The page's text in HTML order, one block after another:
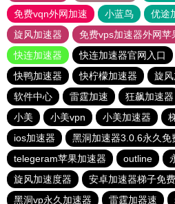
免费vqn外网加速
小蓝鸟 优途
旋风加速器
免费vps加速器外网苹
快连加速器
快连加速器官网入口
快鸭加速器
快柠檬加速器 旋
软件中心
雷霆加速 狂飙加速器
小美
小美vpn 小美加速器
ios加速器
黑洞加速器3.0.6永久免
telegeram苹果加速器
outline
旋风加速度器
安卓加速器梯子免费
黑洞vp永久加速器
雷霆加器速